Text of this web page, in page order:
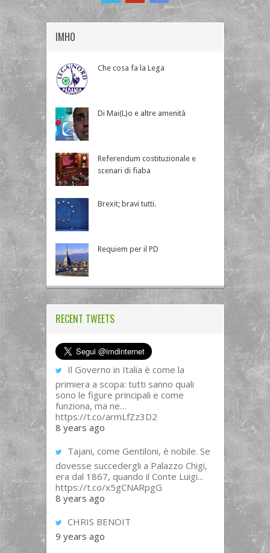
IMHO
Che cosa fa la Lega
Di Mai(L)o e altre amenità
Referendum costituzionale e
scenari di fiaba
Brexit; bravi tutti.
Requiem per il PD
RECENT TWEETS
Il Governo in Italia è come la
primiera a scopa: tutti sanno quali
sono le figure principali e come
funziona, ma ne…
https://t.co/armLfZz3D2
8 years ago
Tajani, come Gentiloni, è nobile. Se
dovesse succedergli a Palazzo Chigi,
era dal 1867, quando il Conte Luigi...
https://t.co/x5gCNARpgG
8 years ago
CHRIS BENOIT
9 years ago